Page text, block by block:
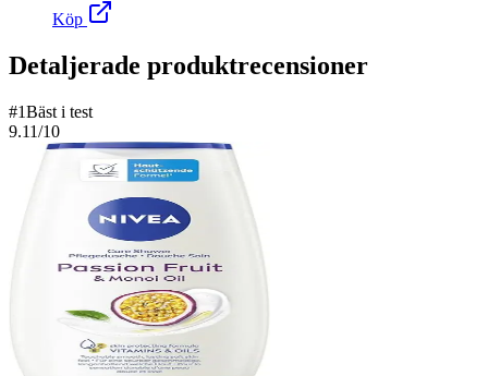
Köp
Detaljerade produktrecensioner
#1Bäst i test
9.11/10